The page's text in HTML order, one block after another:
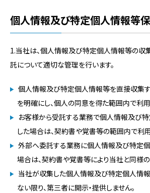
個人情報及び特定個人情報等
1.当社は、個人情報及び特定個人情報等の収
託について適切な管理を行います。
個人情報及び特定個人情報等を直接収集
を明確にし、個人の同意を得た範囲内で利用
お客様から受託する業務で個人情報及び
した場合は、契約書や覚書等の範囲内で利用
外部へ委託する業務に個人情報及び特定
場合は、契約書や覚書等により当社と同様
当社が収集した個人情報及び特定個人情
ない限り、第三者に開示・提供しません。